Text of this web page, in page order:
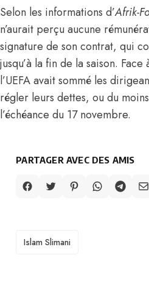
Selon les informations d’Afrik-
n’aurait perçu aucune
signature de son contrat, qui
jusqu’à la fin de la saison.
l’UEFA avait sommé les
régler leurs dettes, ou du
l’échéance du 17 novembre.
PARTAGER AVEC DES AMIS
TAGS
Islam Slimani